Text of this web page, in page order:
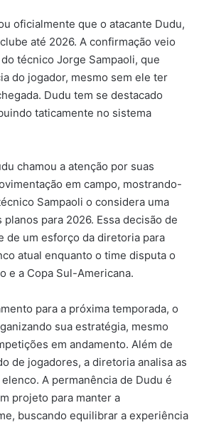
oficialmente que o atacante Dudu,
até 2026. A confirmação veio
técnico Jorge Sampaoli, que
do jogador, mesmo sem ele ter
Dudu tem se destacado
taticamente no sistema
chamou a atenção por suas
em campo, mostrando-
Sampaoli o considera uma
para 2026. Essa decisão de
de um esforço da diretoria para
atual enquanto o time disputa o
e a Copa Sul-Americana.
para a próxima temporada, o
sua estratégia, mesmo
em andamento. Além de
de jogadores, a diretoria analisa as
A permanência de Dudu é
projeto para manter a
buscando equilibrar a experiência